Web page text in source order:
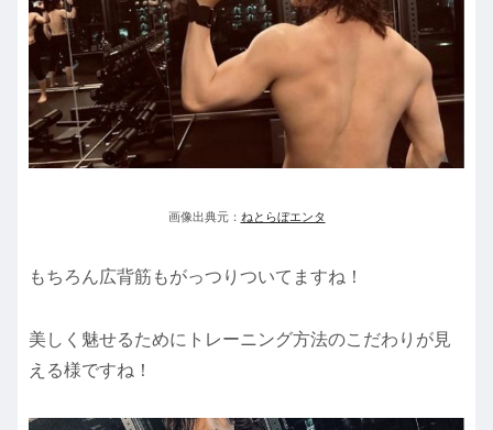
画像出典元： ねとらぼエンタ
もちろん広背筋もがっつりついてますね！
美しく魅せるためにトレーニング方法のこだわりが見
える様ですね！